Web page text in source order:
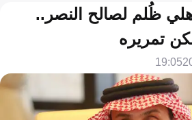
ظُلم لصالح النصر..
تمريره
19:05